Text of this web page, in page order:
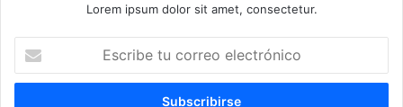
Lorem ipsum dolor sit amet, consectetur.
correo